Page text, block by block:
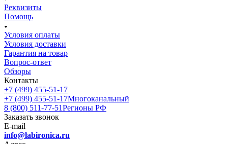
Реквизиты
Помощь
Условия оплаты
Условия доставки
Гарантия на товар
Вопрос-ответ
Обзоры
Контакты
+7 (499) 455-51-17
+7 (499) 455-51-17Многоканальный
8 (800) 511-77-51Регионы РФ
Заказать звонок
E-mail
info@labironica.ru